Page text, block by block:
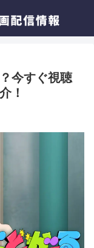
今すぐ視聴
！